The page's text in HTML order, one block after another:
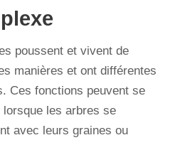
poussent et vivent de
manières et ont différentes
Ces fonctions peuvent se
lorsque les arbres se
avec leurs graines ou